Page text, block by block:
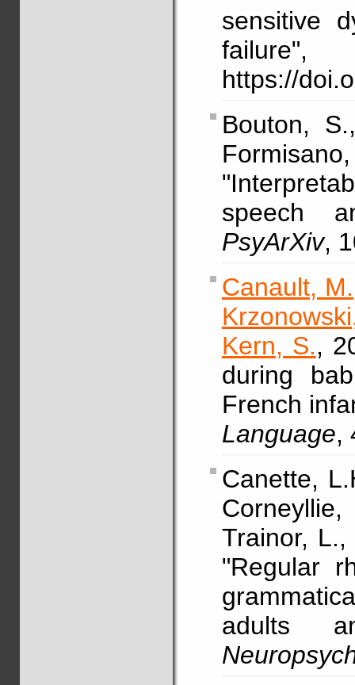
sensitive
https://
Bouton,
speech
PsyArXiv,
Canault, M.
Kern, S.,
during
French
Language,
Canette,
Trainor,
"Regular
adults